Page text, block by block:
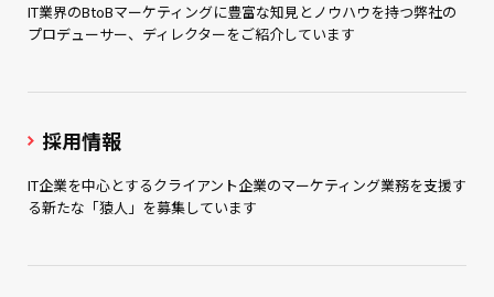
IT業界のBtoBマーケティングに豊富な知見とノウハウを持つ弊社の
プロデューサー、ディレクターをご紹介しています
採用情報
IT企業を中心とするクライアント企業のマーケティング業務を支援す
る新たな「猿人」を募集しています